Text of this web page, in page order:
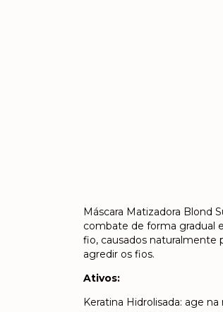
Máscara Matizadora Blond
combate de forma gradual
fio, causados naturalmente
agredir os fios.
Ativos:
Keratina Hidrolisada: age